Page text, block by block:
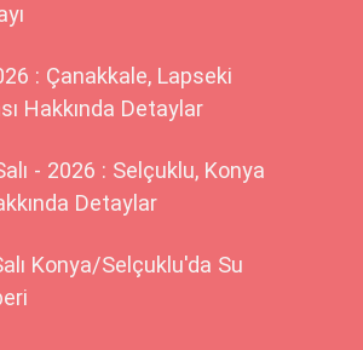
: Çanakkale, Lapseki
Hakkında Detaylar
- 2026 : Selçuklu, Konya
Detaylar
Konya/Selçuklu'da Su